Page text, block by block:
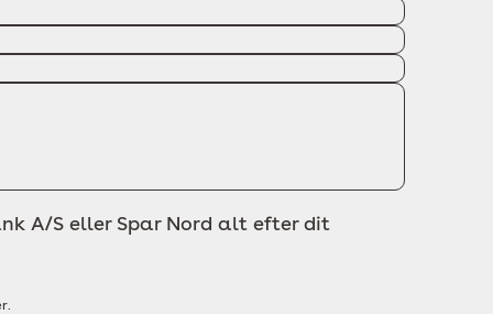
A/S eller Spar Nord alt efter dit